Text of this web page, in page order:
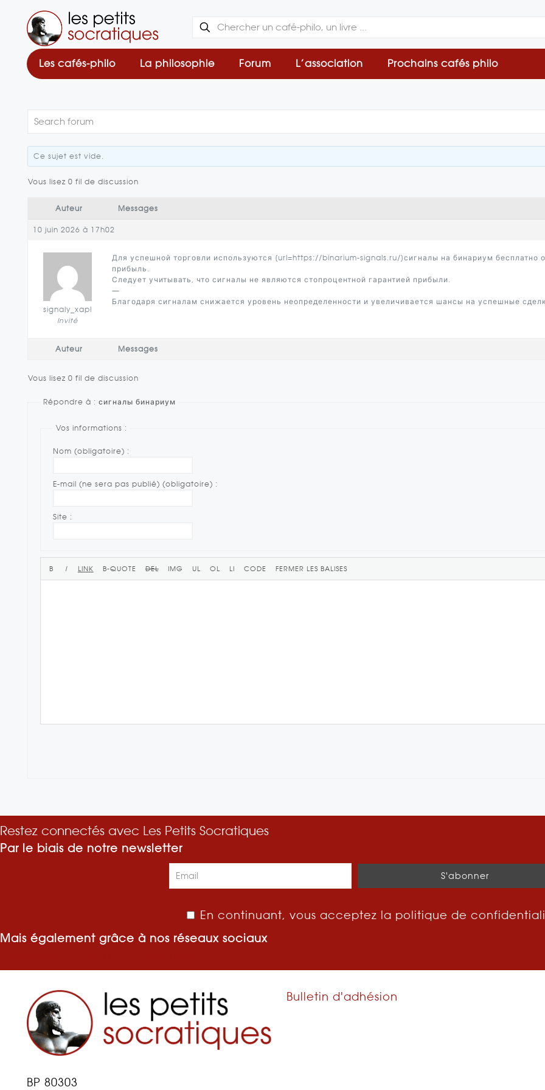
Les cafés-philo La philosophie Forum L’association Prochains cafés philo
Ce sujet est vide.
Vous lisez 0 fil de discussion
Auteur Messages
10 juin 2026 à 17h02
signaly_xapl
Invité
Для успешной торговли используются [url=https://binarium-signals.ru/]сигналы на бинариум
прибыль.
Следует учитывать, что сигналы не являются стопроцентной гарантией прибыли.
—
Благодаря сигналам снижается уровень неопределенности и увеличивается шансы на успешные
Auteur Messages
Vous lisez 0 fil de discussion
Répondre à : сигналы бинариум
Vos informations :
Nom (obligatoire) :
E-mail (ne sera pas publié) (obligatoire) :
Site :
Restez connectés avec Les Petits Socratiques
Par le biais de notre newsletter
En continuant, vous acceptez la politique de
Mais également grâce à nos réseaux sociaux
BP 80303
Bulletin d'adhésion